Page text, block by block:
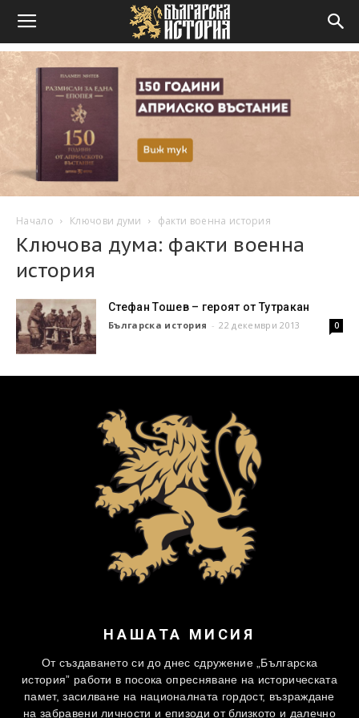
Начало Ключови думи факти военна история
Ключова дума: факти военна
история
Стефан Тошев – героят от Тутракан
Българска история - 22 декември 2013 0
НАШАТА МИСИЯ
От създаването си до днес сдружение „Българска
история” работи в посока опресняване на историческата
памет, засилване на националната гордост, възраждане
на забравени личности и епизоди от близкото и далечно